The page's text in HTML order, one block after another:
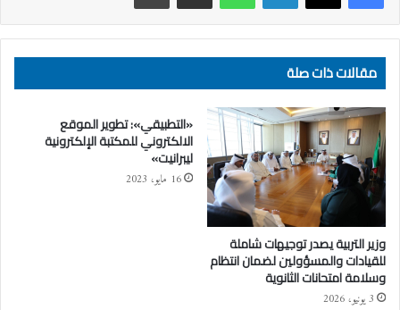
مقالات ذات صلة
وزير التربية يصدر توجيهات شاملة
للقيادات والمسؤولين لضمان انتظام
وسلامة امتحانات الثانوية
3 يونيو، 2026
«التطبيقي»: تطوير الموقع
الالكتروني للمكتبة الإلكترونية
ليبرانيت»
16 مايو، 2023